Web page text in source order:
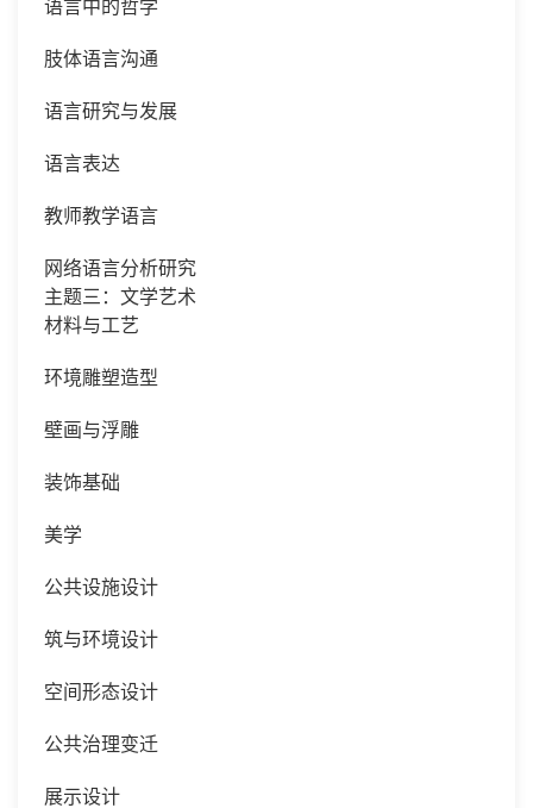
语言中的哲学
肢体语言沟通
语言研究与发展
语言表达
教师教学语言
网络语言分析研究
主题三：文学艺术
材料与工艺
环境雕塑造型
壁画与浮雕
装饰基础
美学
公共设施设计
筑与环境设计
空间形态设计
公共治理变迁
展示设计